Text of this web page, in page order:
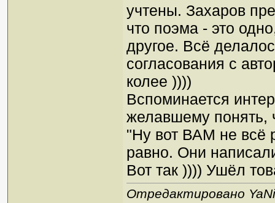
учтены. Захаров
что поэма - это
другое. Всё
согласования с
колее ))))
Вспоминается
желавшему понять,
"Ну вот ВАМ не всё
равно. Они
Вот так )))) Ушёл
Отредактировано